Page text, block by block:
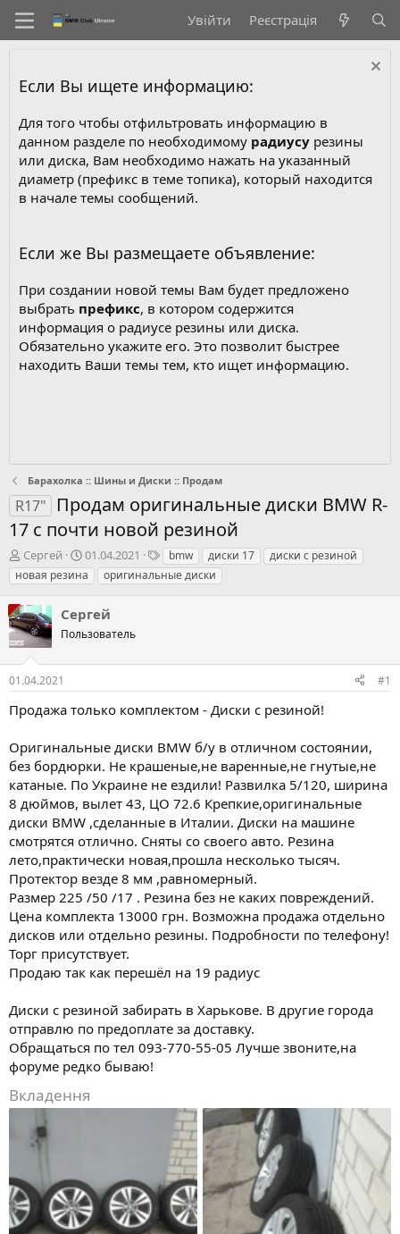
Увійти Реєстрація
Если Вы ищете информацию:
Для того чтобы отфильтровать информацию в
данном разделе по необходимому радиусу резины
или диска, Вам необходимо нажать на указанный
диаметр (префикс в теме топика), который находится
в начале темы сообщений.
Если же Вы размещаете объявление:
При создании новой темы Вам будет предложено
выбрать префикс, в котором содержится
информация о радиусе резины или диска.
Обязательно укажите его. Это позволит быстрее
находить Ваши темы тем, кто ищет информацию.
Барахолка :: Шины и Диски :: Продам
R17"
Продам оригинальные диски BMW R-
17 c почти новой резиной
А
в
т
о
р
т
е
м
и
Cергей
Д
а
т
с
т
о
н
я
01.04.2021
Т
е
г
bmw диски 17
диски с резиной
новая резина
оригинальные диски
Cергей
Пользователь
01.04.2021 #1
Продажа только комплектом - Диски с резиной!
Оригинальные диски BMW б/у в отличном состоянии,
без бордюрки. Не крашеные,не варенные,не гнутые,не
катаные. По Украине не ездили! Развилка 5/120, ширина
8 дюймов, вылет 43, ЦО 72.6 Крепкие,оригинальные
диски BMW ,сделанные в Италии. Диски на машине
смотрятся отлично. Сняты со своего авто. Резина
лето,практически новая,прошла несколько тысяч.
Протектор везде 8 мм ,равномерный.
Размер 225 /50 /17 . Резина без не каких повреждений.
Цена комплекта 13000 грн. Возможна продажа отдельно
дисков или отдельно резины. Подробности по телефону!
Торг присутствует.
Продаю так как перешёл на 19 радиус
Диски с резиной забирать в Харькове. В другие города
отправлю по предоплате за доставку.
Обращаться по тел 093-770-55-05 Лучше звоните,на
форуме редко бываю!
Вкладення